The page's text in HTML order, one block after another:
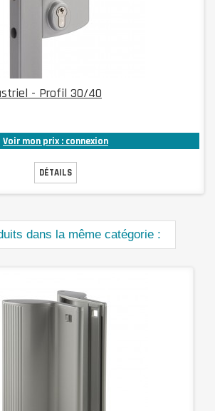
- Profil 30/40
Voir mon prix : connexion
DÉTAILS
dans la même catégorie :